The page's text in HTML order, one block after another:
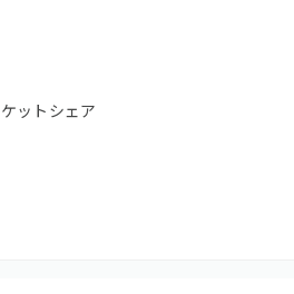
ットシェア